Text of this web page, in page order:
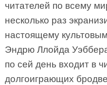
читателей по всему
несколько раз
настоящему
Эндрю Ллойда
по сей день входит в
долгоиграющих